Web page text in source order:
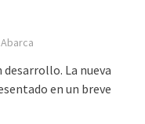
La nueva
en un breve